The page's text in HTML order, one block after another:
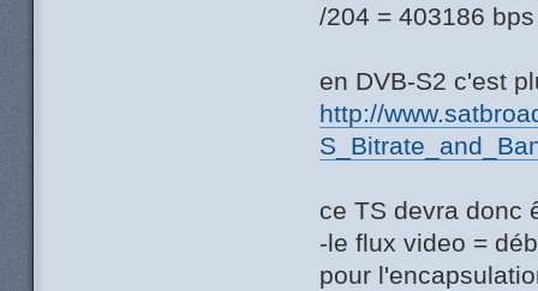
/204 = 403186 bps
en DVB-S2 c'est
http://
ce TS devra donc
-le flux video =
pour